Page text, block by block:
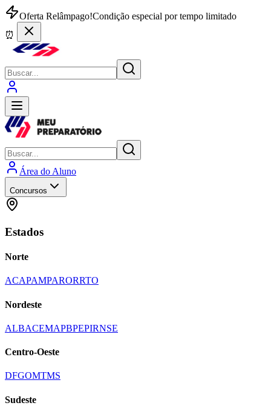
Oferta Relâmpago!Condição especial por tempo limitado
⏰
Área do Aluno
Concursos
Estados
Norte
ACAPAMPARORRTO
Nordeste
ALBACEMAPBPEPIRNSE
Centro-Oeste
DFGOMTMS
Sudeste